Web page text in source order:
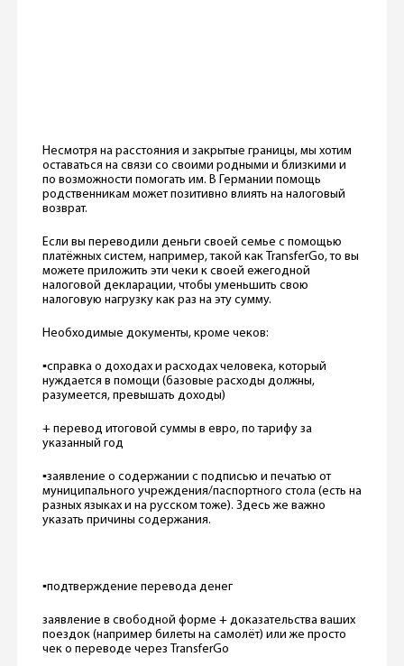
Несмотря на расстояния и закрытые границы, мы хотим
оставаться на связи со своими родными и близкими и
по возможности помогать им. В Германии помощь
родственникам может позитивно влиять на налоговый
возврат.
Если вы переводили деньги своей семье с помощью
платёжных систем, например, такой как TransferGo, то вы
можете приложить эти чеки к своей ежегодной
налоговой декларации, чтобы уменьшить свою
налоговую нагрузку как раз на эту сумму.
Необходимые документы, кроме чеков:
▪️справка о доходах и расходах человека, который
нуждается в помощи (базовые расходы должны,
разумеется, превышать доходы)
+ перевод итоговой суммы в евро, по тарифу за
указанный год
▪️заявление о содержании с подписью и печатью от
муниципального учреждения/паспортного стола (есть на
разных языках и на русском тоже). Здесь же важно
указать причины содержания.
▪️подтверждение перевода денег
заявление в свободной форме + доказательства ваших
поездок (например билеты на самолёт) или же просто
чек о переводе через TransferGo